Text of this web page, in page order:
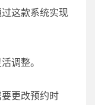
这款系统实现
调整。
更改预约时